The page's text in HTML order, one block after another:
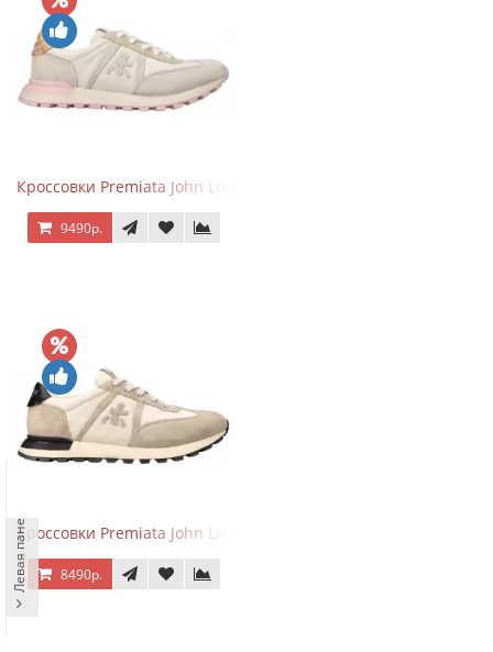
Кроссовки Premiata John Low Sand Gray
9490р.
Кроссовки Premiata John Low Sand Light Brown
8490р.
Левая панель